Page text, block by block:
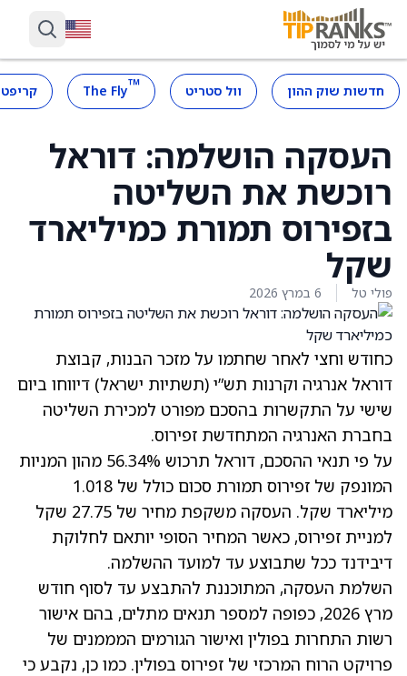
חדשות שוק ההון וול סטריט ™
The Fly
העסקה הושלמה: דוראל
רוכשת את השליטה
בזפירוס תמורת כמיליארד
שקל
פולי טל 6 במרץ 2026
כחודש וחצי לאחר שחתמו על מזכר הבנות, קבוצת
דוראל אנרגיה וקרנות תש”י (תשתיות ישראל) דיווחו ביום
שישי על התקשרות בהסכם מפורט למכירת השליטה
בחברת האנרגיה המתחדשת זפירוס.
על פי תנאי ההסכם, דוראל תרכוש 56.34% מהון המניות
המונפק של זפירוס תמורת סכום כולל של 1.018
מיליארד שקל. העסקה משקפת מחיר של 27.75 שקל
למניית זפירוס, כאשר המחיר הסופי יותאם לחלוקת
דיבידנד ככל שתבוצע עד למועד ההשלמה.
השלמת העסקה, המתוכננת להתבצע עד לסוף חודש
מרץ 2026, כפופה למספר תנאים מתלים, בהם אישור
רשות התחרות בפולין ואישור הגורמים המממנים של
פרויקט הרוח המרכזי של זפירוס בפולין. כמו כן, נקבע כי